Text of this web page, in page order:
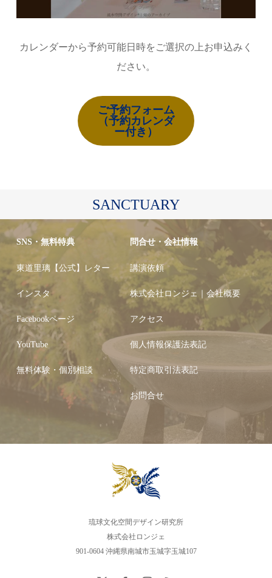
カレンダーから予約可能日時をご選択の上お申込みく
ださい。
ご予約フォーム
（予約カレンダ
ー付き）
SANCTUARY
SNS・無料特典
東道里璃【公式】レター
インスタ
Facebookページ
YouTube
無料体験・個別相談
問合せ・会社情報
講演依頼
株式会社ロンジェ｜会社概要
アクセス
個人情報保護法表記
特定商取引法表記
お問合せ
琉球文化空間デザイン研究所
株式会社ロンジェ
901-0604 沖縄県南城市玉城字玉城107